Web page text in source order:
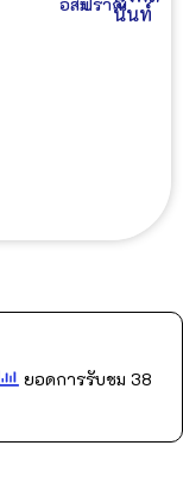
นันท์
ยอดการรับชม 38